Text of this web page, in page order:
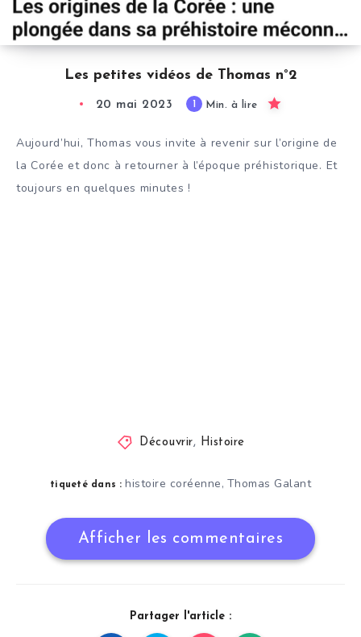
Les petites vidéos de Thomas n°2
20 mai 2023 Min. à lire
Aujourd’hui, Thomas vous invite à revenir sur l’origine de
la Corée et donc à retourner à l’époque préhistorique. Et
toujours en quelques minutes !
Découvrir, Histoire
tiqueté dans : histoire coréenne, Thomas Galant
Afficher les commentaires
Partager l'article :